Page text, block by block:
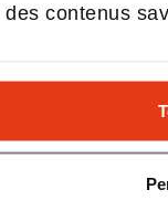
des contenus
LA